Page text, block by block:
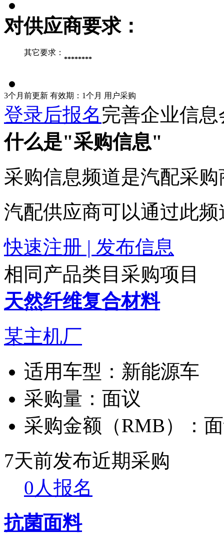
对供应商要求：
其它要求：
********
3个月前更新 有效期：1个月 用户采购
登录后报名完善企业信
什么是"采购信息"
采购信息频道是汽配采
汽配供应商可以通过此
快速注册 | 发布信息
相同产品类目采购项目
天然纤维复合材料
某主机厂
适用车型： 新能源车
采购量： 面议
采购金额（RMB）：
7天前发布近期采购
0人报名
抗菌面料